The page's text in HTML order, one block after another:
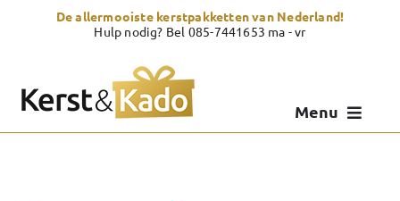
De allermooiste kerstpakketten van Nederland!
Hulp nodig? Bel 085-7441653 ma - vr
Menu